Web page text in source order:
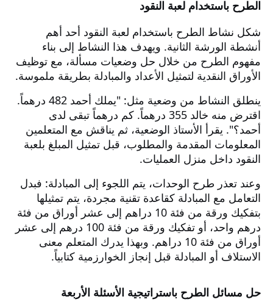
الطرح باستخدام لعبة النقود
شكل نشاط الطرح باستخدام لعبة النقود أحد أهم
أنشطة الورشة الثانية. ويهدف هذا النشاط إلى بناء
مفهوم الطرح من خلال حل وضعيات مسألة، مع توظيف
الأوراق النقدية لتمثيل الأعداد والمبادلة بطريقة ملموسة.
ينطلق النشاط من وضعية مثل: "يملك أحمد 482 درهماً.
اقترض منه خالد 355 درهماً. كم درهماً تبقى لدى
أحمد؟". يقرأ الأستاذ الوضعية، ثم يناقش مع المتعلمين
المعلومات المقدمة والمطلوب، قبل تمثيل المبلغ بلعبة
النقود داخل منزل العمليات.
وعند تعذر طرح الوحدات، يتم اللجوء إلى المبادلة: فبدل
التعامل مع المبادلة كقاعدة تقنية مجردة، يتم تمثيلها
بتفكيك ورقة من فئة 10 دراهم إلى عشر أوراق من فئة
درهم واحد، أو تفكيك ورقة من فئة 100 درهم إلى عشر
أوراق من فئة 10 دراهم. وبهذا يدرك المتعلم معنى
الاستلاف أو المبادلة قبل إنجاز الخوارزمية كتابياً.
حل مسائل الطرح باستراتيجية الأسئلة الأربعة